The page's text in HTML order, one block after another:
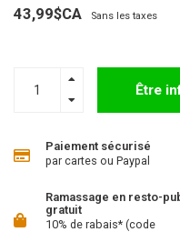
43,99$CA Sans les taxes
Être
Paiement sécurisé
par cartes ou Paypal
Ramassage en resto-
gratuit
10% de rabais* (code